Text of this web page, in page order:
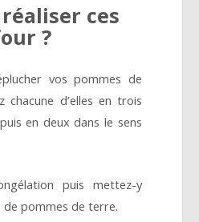
ces
?
vos pommes de
chacune d’elles en trois
en deux dans le sens
puis mettez-y
pommes de terre.